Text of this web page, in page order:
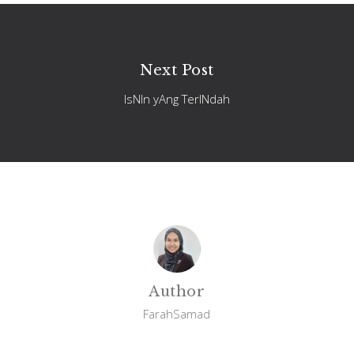
Next Post
IsNIn yAng TerINdah
Author
FarahSamad